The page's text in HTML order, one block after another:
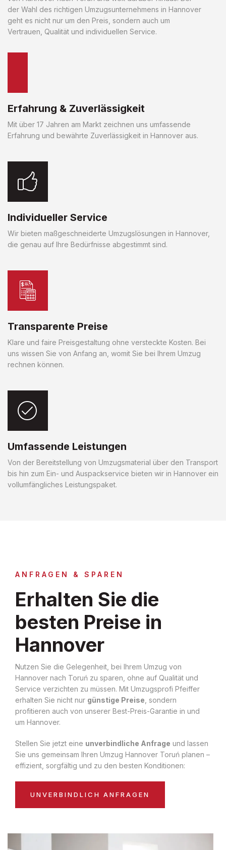
der Wahl des richtigen Umzugsunternehmens in Hannover
geht es nicht nur um den Preis, sondern auch um
Vertrauen, Qualität und individuellen Service.
Erfahrung & Zuverlässigkeit
Mit über 17 Jahren am Markt zeichnen uns umfassende
Erfahrung und bewährte Zuverlässigkeit in Hannover aus.
Individueller Service
Wir bieten maßgeschneiderte Umzugslösungen in Hannover,
die genau auf Ihre Bedürfnisse abgestimmt sind.
Transparente Preise
Klare und faire Preisgestaltung ohne versteckte Kosten. Bei
uns wissen Sie von Anfang an, womit Sie bei Ihrem Umzug
rechnen können.
Umfassende Leistungen
Von der Bereitstellung von Umzugsmaterial über den Transport
bis hin zum Ein- und Auspackservice bieten wir in Hannover ein
vollumfängliches Leistungspaket.
ANFRAGEN & SPAREN
Erhalten Sie die
besten Preise in
Hannover
Nutzen Sie die Gelegenheit, bei Ihrem Umzug von
Hannover nach Toruń zu sparen, ohne auf Qualität und
Service verzichten zu müssen. Mit Umzugsprofi Pfeiffer
erhalten Sie nicht nur günstige Preise , sondern
profitieren auch von unserer Best-Preis-Garantie in und
um Hannover.
Stellen Sie jetzt eine unverbindliche Anfrage und lassen
Sie uns gemeinsam Ihren Umzug Hannover Toruń planen –
effizient, sorgfältig und zu den besten Konditionen:
UNVERBINDLICH ANFRAGEN